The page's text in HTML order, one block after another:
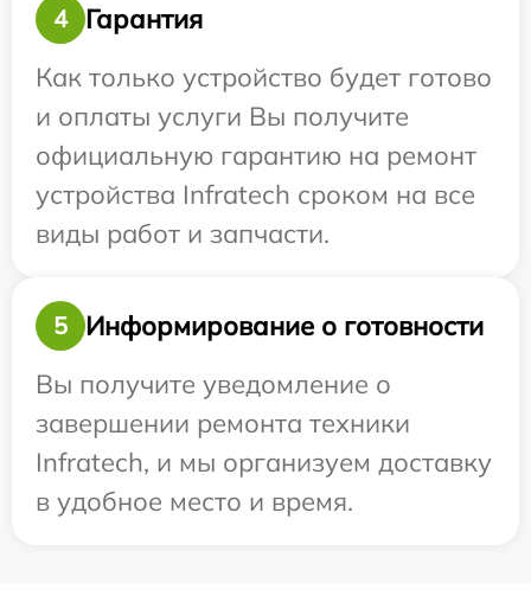
4
Гарантия
Как только устройство будет готово
и оплаты услуги Вы получите
официальную гарантию на ремонт
устройства Infratech сроком на все
виды работ и запчасти.
5
Информирование о готовности
Вы получите уведомление о
завершении ремонта техники
Infratech, и мы организуем доставку
в удобное место и время.